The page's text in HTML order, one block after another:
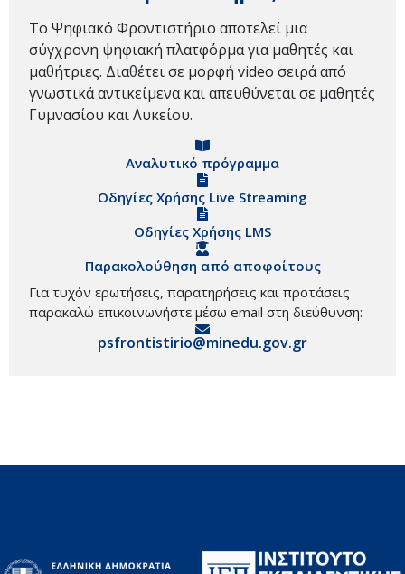
Το Ψηφιακό Φροντιστήριο αποτελεί μια
σύγχρονη ψηφιακή πλατφόρμα για μαθητές και
μαθήτριες. Διαθέτει σε μορφή video σειρά από
γνωστικά αντικείμενα και απευθύνεται σε μαθητές
Γυμνασίου και Λυκείου.
Αναλυτικό πρόγραμμα
Οδηγίες Χρήσης Live Streaming
Οδηγίες Χρήσης LMS
Παρακολούθηση από αποφοίτους
Για τυχόν ερωτήσεις, παρατηρήσεις και προτάσεις
παρακαλώ επικοινωνήστε μέσω email στη διεύθυνση:
psfrontistirio@minedu.gov.gr